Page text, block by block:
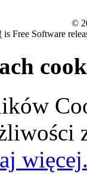
©
is Free Software